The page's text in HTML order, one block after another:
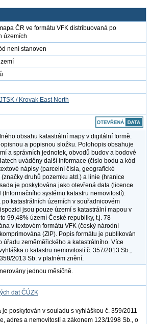
ČR ve formátu VFK distribuovaná po
územích
není stanoven
/ Krovak East North
obsahu katastrální mapy v digitální formě.
a popisnou složku. Polohopis obsahuje
a správních jednotek, obvodů budov a bodové
uváděny další informace (číslo bodu a kód
nápisy (parcelní čísla, geografické
druhů pozemku atd.) a linie (hranice
je poskytována jako otevřená data (licence
systému katastru nemovitostí).
katastrálních územích v souřadnicovém
jsou pouze území s katastrální mapou v
99,48% území České republiky, t.j. 78
v textovém formátu VFK (český národní
(ZIP). Popis formátu je publikován
úřadu zeměměřického a katastrálního. Více
o katastru nemovitostí č. 357/2013 Sb.,
2013 Sb. v platném znění.
jednou měsíčně.
dat ČÚZK
poskytován v souladu s vyhláškou č. 359/2011
adres a nemovitostí a zákonem 123/1998 Sb., o